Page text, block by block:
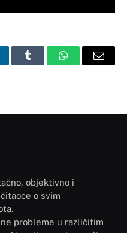
Tumblr WhatsAppEmail
objektivno i
o svim
probleme u različitim